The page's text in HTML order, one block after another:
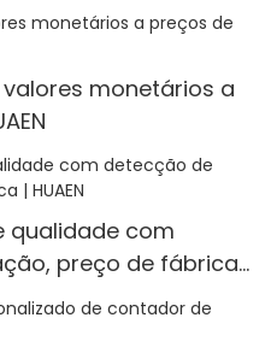
monetários a
qualidade com
preço de fábrica |